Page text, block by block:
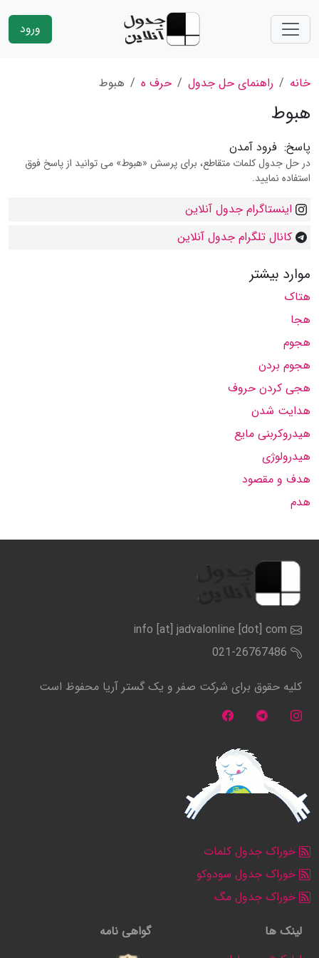
ورود
خانه راهنمای حل جدول حرف ه هبوط
هبوط
پاسخ: فرود آمدن
در حل جدول کلمات متقاطع، برای پرسش «هبوط» می توانید از پاسخ فوق
استفاده نمایید.
اینستاگرام جدول آنلاین
کانال تلگرام جدول آنلاین
موارد بیشتر
هتاک
هجا
هجوم
هجوم بردن
هجی کردن حروف
هدایت شدن
هیدروکربنی مایع
هیدرولوژی
هدف و مقصود
هدم
info [at] jadvalonline [dot] com
021-26767486
کلیه حقوق برای شرکت صفر و یک گستر آریا محفوظ است
خوراک جدول کلمات
خوراک جدول سودوکو
خوراک جدول مگ
لینک ها
گواهی نامه